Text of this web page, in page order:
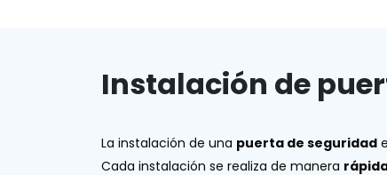
Instalación de
La instalación de una puerta de seguridad
Cada instalación se realiza de manera